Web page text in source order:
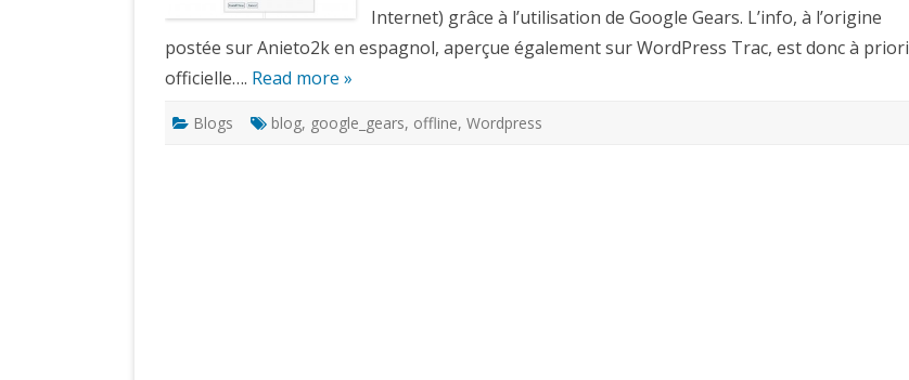
Internet) grâce à l’utilisation de Google Gears. L’info, à l’origine
postée sur Anieto2k en espagnol, aperçue également sur WordPress Trac, est donc à priori
officielle…. Read more »
Blogs blog, google_gears, offline, Wordpress